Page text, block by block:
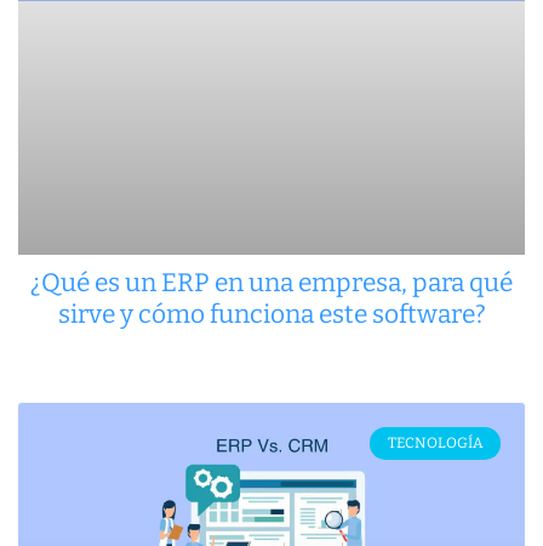
¿Qué es un ERP en una empresa, para qué
sirve y cómo funciona este software?
TECNOLOGÍA